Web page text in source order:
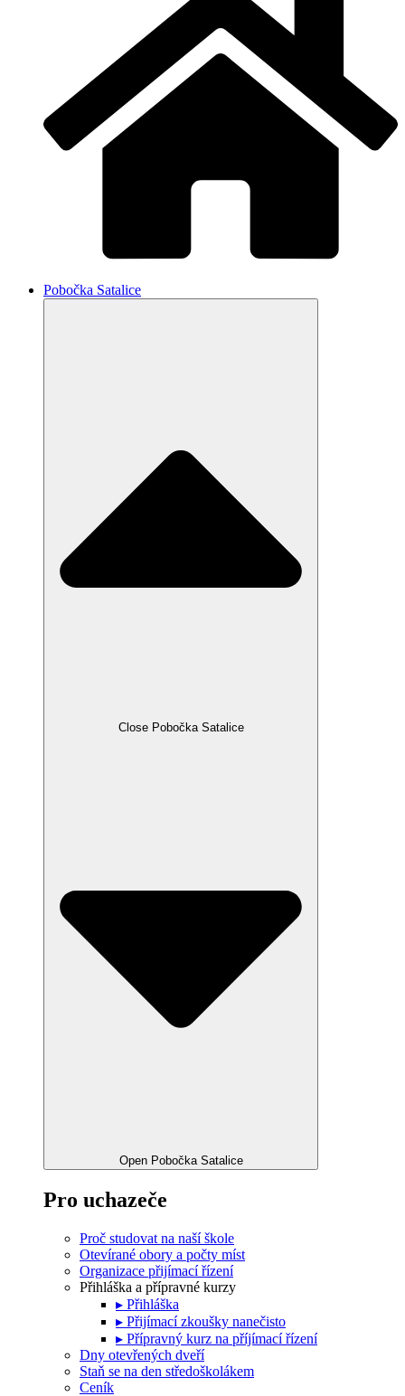
Pobočka Satalice
Close Pobočka Satalice
Open Pobočka Satalice
Pro uchazeče
Proč studovat na naší škole
Otevírané obory a počty míst
Organizace přijímací řízení
Přihláška a přípravné kurzy
▸ Přihláška
▸ Přijímací zkoušky nanečisto
▸ Přípravný kurz na příjímací řízení
Dny otevřených dveří
Staň se na den středoškolákem
Ceník